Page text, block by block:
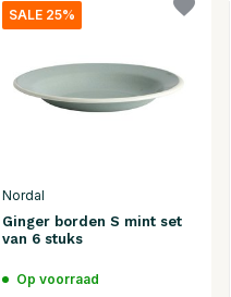
SALE 25%
Nordal
Ginger borden S mint set
van 6 stuks
Op voorraad